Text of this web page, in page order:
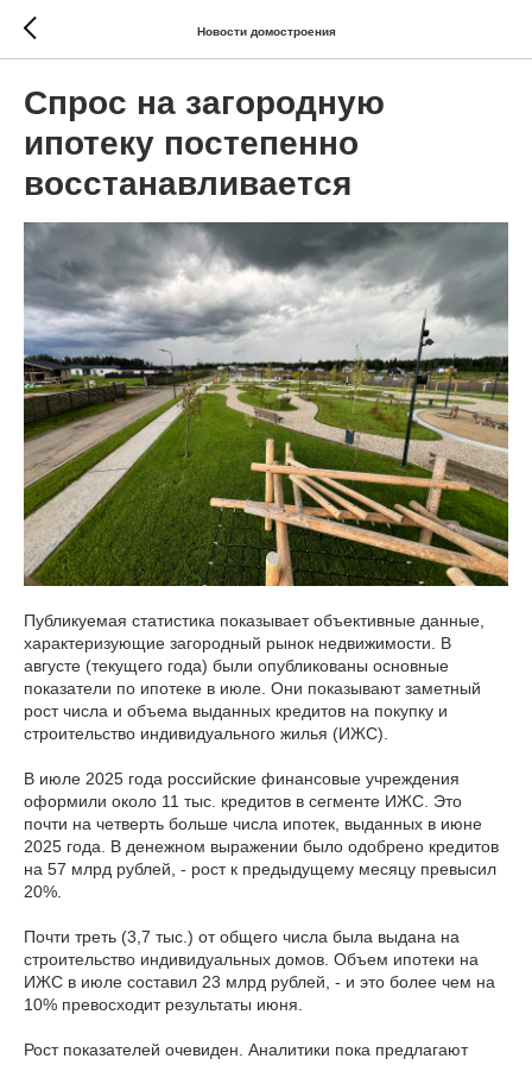
Новости домостроения
Спрос на загородную
ипотеку постепенно
восстанавливается
Публикуемая статистика показывает объективные данные,
характеризующие загородный рынок недвижимости. В
августе (текущего года) были опубликованы основные
показатели по ипотеке в июле. Они показывают заметный
рост числа и объема выданных кредитов на покупку и
строительство индивидуального жилья (ИЖС).
В июле 2025 года российские финансовые учреждения
оформили около 11 тыс. кредитов в сегменте ИЖС. Это
почти на четверть больше числа ипотек, выданных в июне
2025 года. В денежном выражении было одобрено кредитов
на 57 млрд рублей, - рост к предыдущему месяцу превысил
20%.
Почти треть (3,7 тыс.) от общего числа была выдана на
строительство индивидуальных домов. Объем ипотеки на
ИЖС в июле составил 23 млрд рублей, - и это более чем на
10% превосходит результаты июня.
Рост показателей очевиден. Аналитики пока предлагают